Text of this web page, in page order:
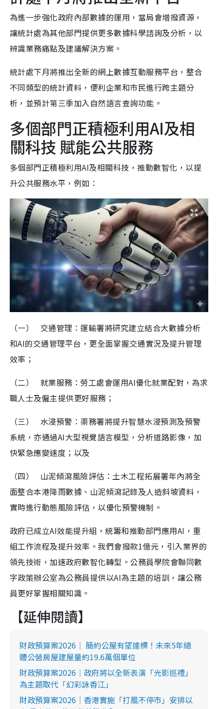
為進一步強化政府內部數據的運用，當局會增撥資源，
讓統計處為其他部門提供更多數據科學諮詢及分析，以
辨識業務痛點及建議解決方案。
統計處下月將推出全新的網上數據互動服務平台，整合
不同類型的統計資料，便利企業和市民進行跨主題分
析，並預計第三季加入自然語言查詢功能。
多個部門正積極利用AI及相
關科技 賦能公共服務
多個部門正積極利用AI及相關科技，推動數智化，以提
升公共服務水平，例如：
（一） 交通管理：運輸署將研究建立結合大數據分析
和AI的交通管理平台，更全面掌握交通實況及提升管理
效率；
（二） 就業服務：勞工處會運用AI優化就業配對，為求
職人士及僱主提供更好服務；
（三） 水浸預警：渠務署將提升智慧水浸預測及預警
系統，亦通過AI大型視覺語言模型，分析道路影像，加
快緊急應變速度；以及
（四） 山泥傾瀉風險評估：土木工程拓展署年內將全
面整合本港降雨數據、山泥傾瀉記錄及人造斜坡資料，
實時進行動態風險評估，以優化預警機制。
政府已成立AI效能提升組，統籌和推動部門應用AI，重
組工作流程及提升效率。我們會撥款1億元，引入業界的
領先技術，加速政府數智化轉型。公務員學院會聯同數
字政策辦公室為公務員提供以AI為主題的培訓，讓公務
員更好掌握相關知識。
【延伸閱讀】
財政預算案2026｜ 簡約公屋有望達標！未來5年總
體公營房屋建屋量約19.6萬個單位
財政預算案2026｜政府將以全新表演「光影巡禮」
為主題取代「幻彩詠香江」
財政預算案2026｜香港實施「打風不停市」安排以